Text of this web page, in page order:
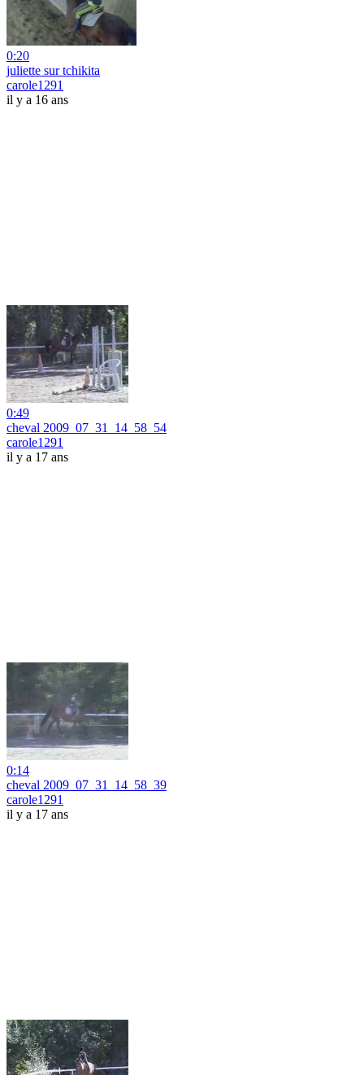
0:20
juliette sur tchikita
carole1291
il y a 16 ans
0:49
cheval 2009_07_31_14_58_54
carole1291
il y a 17 ans
0:14
cheval 2009_07_31_14_58_39
carole1291
il y a 17 ans